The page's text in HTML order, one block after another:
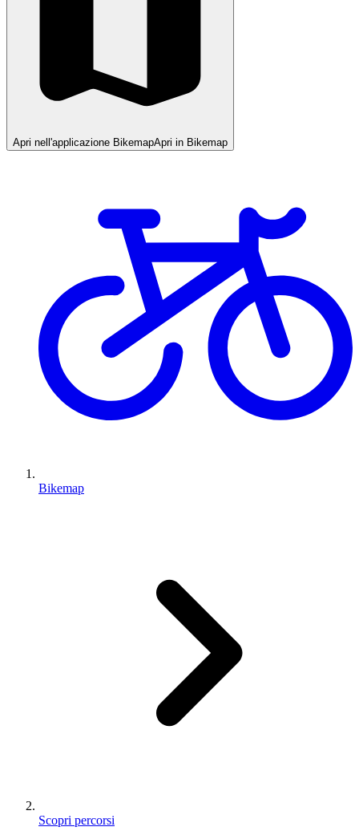
Apri nell'applicazione BikemapApri in Bikemap
Bikemap
Scopri percorsi